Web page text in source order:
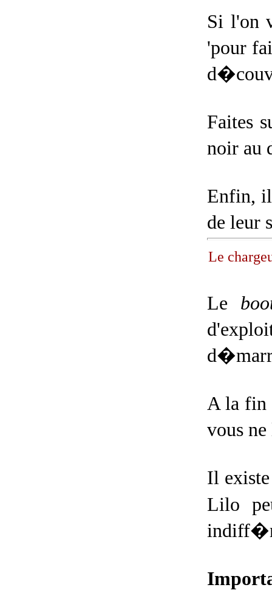
Si l'on
'pour
Faites
noir au
Enfin,
de leur
Le
Le
A la fin
vous
Il
Lilo